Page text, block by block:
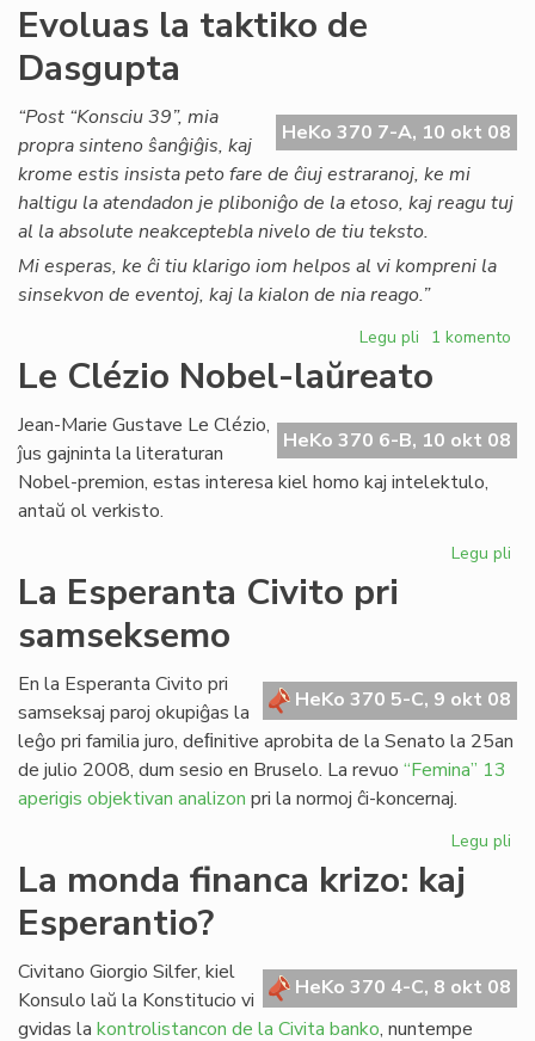
Evoluas la taktiko de
Dasgupta
HeKo 370 7-A, 10 okt 08
“Post “Konsciu 39”, mia
propra sinteno ŝanĝiĝis, kaj
krome estis insista peto fare de ĉiuj estraranoj, ke mi
haltigu la atendadon je pliboniĝo de la etoso, kaj reagu tuj
al la absolute neakceptebla nivelo de tiu teksto.
Mi esperas, ke ĉi tiu klarigo iom helpos al vi kompreni la
sinsekvon de eventoj, kaj la kialon de nia reago.”
Legu pli pri
la
de
Dasgupta
1 komento
Le Clézio Nobel-laŭreato
HeKo 370 6-B, 10 okt 08
Jean-Marie Gustave Le Clézio,
ĵus gajninta la literaturan
Nobel-premion, estas interesa kiel homo kaj intelektulo,
antaŭ ol verkisto.
Legu pli
La Esperanta Civito pri
samseksemo
HeKo 370 5-C, 9 okt 08
En la Esperanta Civito pri
samseksaj paroj okupiĝas la
leĝo pri familia juro, deﬁnitive aprobita de la Senato la 25an
de julio 2008, dum sesio en Bruselo. La revuo “Femina” 13
aperigis objektivan analizon pri la normoj ĉi-koncernaj.
Legu pli
La monda financa krizo: kaj
Esperantio?
HeKo 370 4-C, 8 okt 08
Civitano Giorgio Silfer, kiel
Konsulo laŭ la Konstitucio vi
gvidas la kontrolistancon de la Civita banko, nuntempe